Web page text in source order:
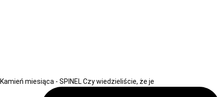
Kamień miesiąca - SPINEL Czy wiedzieliście, że je